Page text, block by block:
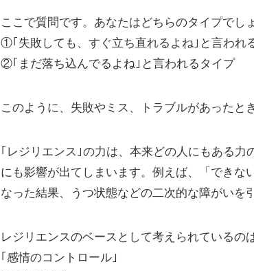
ここで質問です。あなたはどちらのタイプでし
①｢失敗しても、すぐ立ち直れるよね｣と言われ
②｢まだ落ち込んでるよね｣と言われるタイプ
このように、失敗やミス、トラブルがあったと
｢レジリエンス｣の力は、本来どの人にもある
にも影響が出てしまいます。例えば、「できな
なった結果、うつ状態などの二次的な障がいを
レジリエンスのベースとして考えられているの
｢感情のコントロール｣